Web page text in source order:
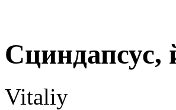
Сциндапсус,
Vitaliy